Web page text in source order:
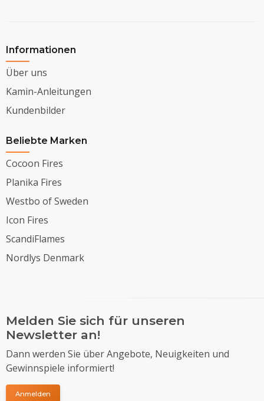
Informationen
Über uns
Kamin-Anleitungen
Kundenbilder
Beliebte Marken
Cocoon Fires
Planika Fires
Westbo of Sweden
Icon Fires
ScandiFlames
Nordlys Denmark
Melden Sie sich für unseren
Newsletter an!
Dann werden Sie über Angebote, Neuigkeiten und
Gewinnspiele informiert!
Anmelden